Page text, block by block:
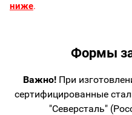
ниже.
Формы
Важно! При
сертифицированные
"Северсталь"